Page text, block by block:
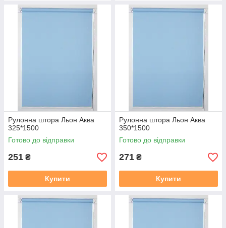
штапик входить в раму є стик, ось від такого стику з одного
боку, до такого ж стику з іншого боку, це і буде розмір по
тканині який вказаний на сайті.
https://mir-shtor.org/cp49985-
kak-pravilno-zameryat-rulonnye-shtory.html
Як самому встановити штори дивіться за посиланням:
https://mir-shtor.org/a238919-montazh-sistemy-mini.html
Рулонна штора Льон Аква
325*1500
Готово до відправки
251 ₴
Купити
Рулонна штора Льон Аква
350*1500
Готово до відправки
271 ₴
Купити